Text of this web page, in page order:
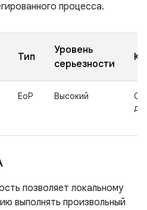
процесса.
Тип
Уровень
серьезности
EoP Высокий
позволяет локальному
выполнять произвольный